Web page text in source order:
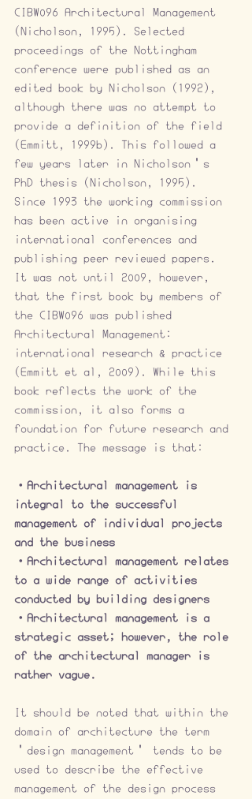
CIBW096 Architectural Management
(Nicholson, 1995). Selected
proceedings of the Nottingham
conference were published as an
edited book by Nicholson (1992),
although there was no attempt to
provide a definition of the field
(Emmitt, 1999b). This followed a
few years later in Nicholson’s
PhD thesis (Nicholson, 1995).
Since 1993 the working commission
has been active in organising
international conferences and
publishing peer reviewed papers.
It was not until 2009, however,
that the first book by members of
the CIBW096 was published
Architectural Management:
international research & practice
(Emmitt et al, 2009). While this
book reflects the work of the
commission, it also forms a
foundation for future research and
practice. The message is that:
・Architectural management is
integral to the successful
management of individual projects
and the business
・Architectural management relates
to a wide range of activities
conducted by building designers
・Architectural management is a
strategic asset; however, the role
of the architectural manager is
rather vague.
It should be noted that within the
domain of architecture the term
‘design management’ tends to be
used to describe the effective
management of the design process